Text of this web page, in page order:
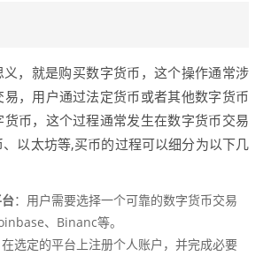
义，就是购买数字货币，这个操作通常涉
，用户通过法定货币或者其他数字货币
币，这个过程通常发生在数字货币交易
以太坊等,买币的过程可以细分为以下几
：用户需要选择一个可靠的数字货币交易
、Binanc等。
在选定的平台上注册个人账户，并完成必要